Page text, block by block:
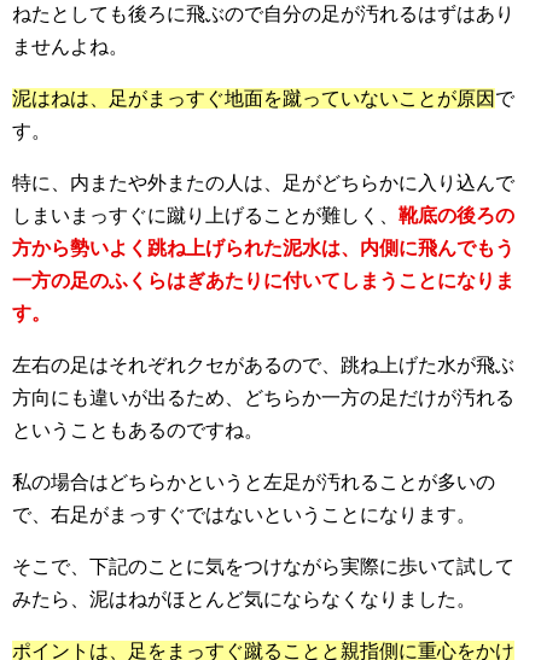
ねたとしても後ろに飛ぶので自分の足が汚れるはずはあり
ませんよね。
泥はねは、足がまっすぐ地面を蹴っていないことが原因 で
す。
特に、内またや外またの人は、足がどちらかに入り込んで
しまいまっすぐに蹴り上げることが難しく、 靴底の後ろの
方から勢いよく跳ね上げられた泥水は、内側に飛んでもう
一方の足のふくらはぎあたりに付いてしまうことになりま
す。
左右の足はそれぞれクセがあるので、跳ね上げた水が飛ぶ
方向にも違いが出るため、どちらか一方の足だけが汚れる
ということもあるのですね。
私の場合はどちらかというと左足が汚れることが多いの
で、右足がまっすぐではないということになります。
そこで、下記のことに気をつけながら実際に歩いて試して
みたら、泥はねがほとんど気にならなくなりました。
ポイントは、足をまっすぐ蹴ることと親指側に重心をかけ